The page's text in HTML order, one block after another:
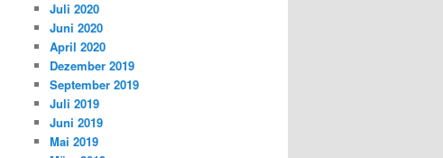
Juli 2020
Juni 2020
April 2020
Dezember 2019
September 2019
Juli 2019
Juni 2019
Mai 2019